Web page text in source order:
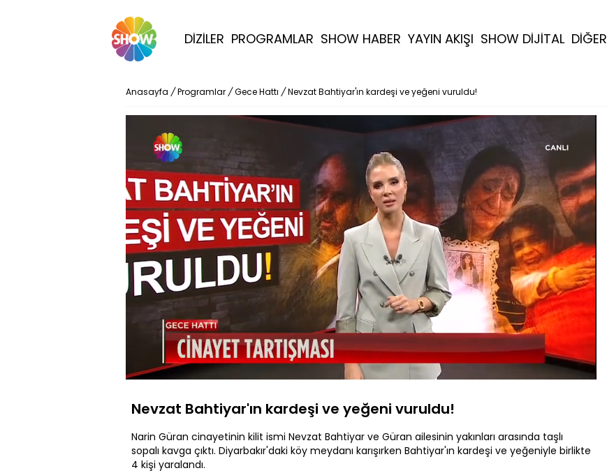
DİZİLER PROGRAMLAR SHOW HABER YAYIN AKIŞI SHOW DİJİTAL DİĞER
Anasayfa / Programlar / Gece Hattı / Nevzat Bahtiyar'ın kardeşi ve yeğeni vuruldu!
Sessiz
Yüklendi
49.85%
Oynatma
Nevzat Bahtiyar'ın kardeşi ve yeğeni vuruldu!
Narin Güran cinayetinin kilit ismi Nevzat Bahtiyar ve Güran ailesinin yakınları arasında taşlı
sopalı kavga çıktı. Diyarbakır'daki köy meydanı karışırken Bahtiyar'ın kardeşi ve yeğeniyle birlikte
4 kişi yaralandı.